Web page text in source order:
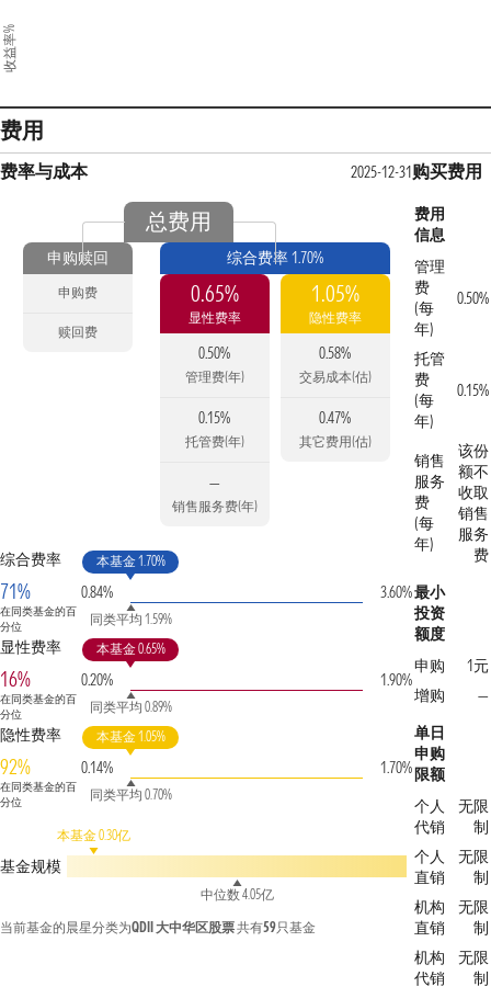
收益率%
费用
费率与成本 2025-12-31
总费用
申购赎回
申购费
赎回费
综合费率 1.70%
0.65%
显性费率
0.50%
管理费(年)
0.15%
托管费(年)
—
销售服务费(年)
1.05%
隐性费率
0.58%
交易成本(估)
0.47%
其它费用(估)
综合费率
71%
在同类基金的百
分位
0.84%
本基金 1.70%
同类平均 1.59%
3.60%
显性费率
16%
在同类基金的百
分位
0.20%
本基金 0.65%
同类平均 0.89%
1.90%
隐性费率
92%
在同类基金的百
分位
0.14%
本基金 1.05%
同类平均 0.70%
1.70%
基金规模
本基金 0.30亿
中位数 4.05亿
当前基金的晨星分类为QDII 大中华区股票共有59只基金
购买费用
费用
信息
管理
费
(每
年)
0.50%
托管
费
(每
年)
0.15%
销售
服务
费
(每
年)
该份
额不
收取
销售
服务
费
最小
投资
额度
申购
1元
增购
—
单日
申购
限额
个人
代销
无限
制
个人
直销
无限
制
机构
直销
无限
制
机构
代销
无限
制